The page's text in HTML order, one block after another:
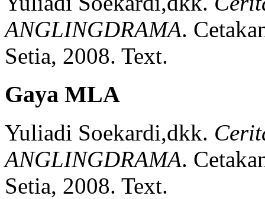
ANGLINGDRAMA.
Setia, 2008. Text.
Gaya MLA
Yuliadi Soekardi,dkk.
ANGLINGDRAMA.
Setia, 2008. Text.